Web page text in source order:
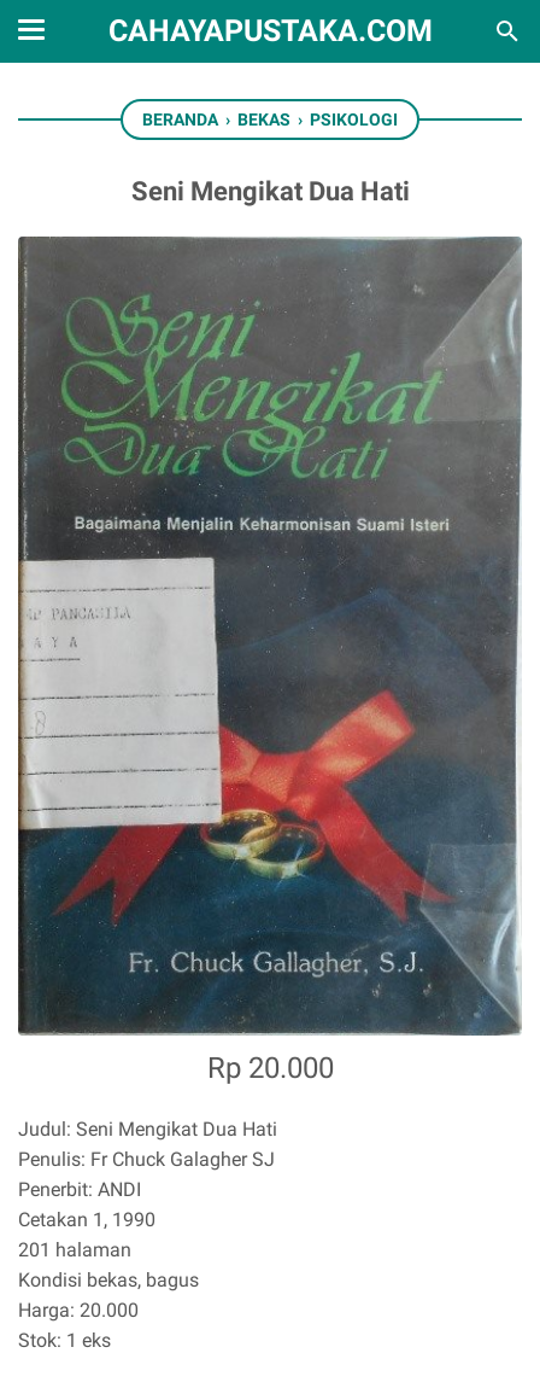
CAHAYAPUSTAKA.COM
BERANDA › BEKAS › PSIKOLOGI
Seni Mengikat Dua Hati
Rp 20.000
Judul: Seni Mengikat Dua Hati
Penulis: Fr Chuck Galagher SJ
Penerbit: ANDI
Cetakan 1, 1990
201 halaman
Kondisi bekas, bagus
Harga: 20.000
Stok: 1 eks